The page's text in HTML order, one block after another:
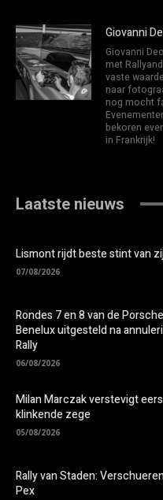
Giovanni
Giovanni
met
vaste
naar
nog mocht
bekoren
in Frankrijk!
Laatste nieuws
Lismont rijdt beste stint van
07/08/2026
Rondes 7 en 8 van de
Benelux uitgesteld na
Rally
06/08/2026
Milan Marczak verstevigt
klinkende zege
05/08/2026
Rally van Staden:
Pex